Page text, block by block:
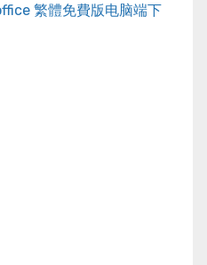
繁體免費版电脑端下